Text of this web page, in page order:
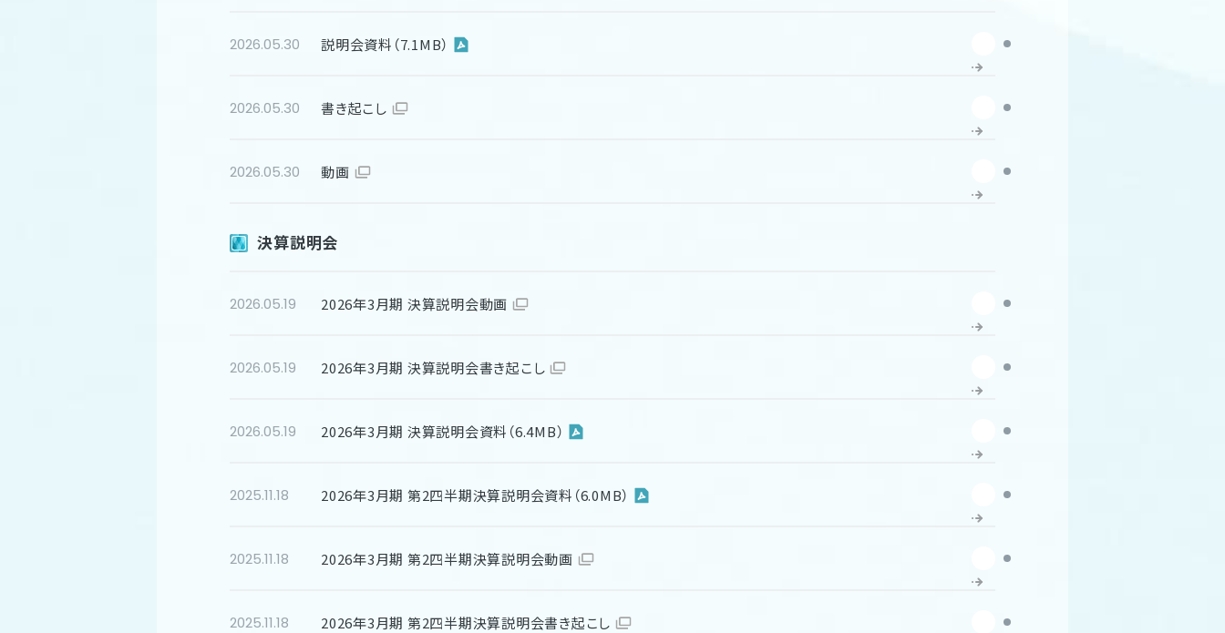
2026.05.30 説明会資料（7.1MB）
2026.05.30 書き起こし
2026.05.30 動画
決算説明会
2026.05.19 2026年3月期 決算説明会動画
2026.05.19 2026年3月期 決算説明会書き起こし
2026.05.19 2026年3月期 決算説明会資料（6.4MB）
2025.11.18 2026年3月期 第2四半期決算説明会資料（6.0MB）
2025.11.18 2026年3月期 第2四半期決算説明会動画
2025.11.18 2026年3月期 第2四半期決算説明会書き起こし